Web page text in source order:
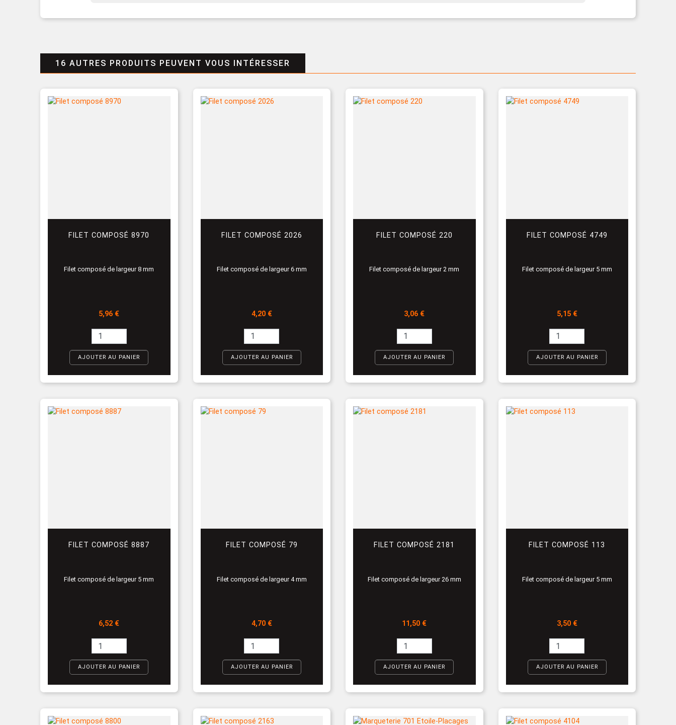
16 AUTRES PRODUITS PEUVENT VOUS INTÉRESSER
FILET COMPOSÉ 8970
Filet composé de largeur 8 mm
Prix
5,96 €
AJOUTER AU PANIER
FILET COMPOSÉ 2026
Filet composé de largeur 6 mm
Prix
4,20 €
AJOUTER AU PANIER
FILET COMPOSÉ 220
Filet composé de largeur 2 mm
Prix
3,06 €
AJOUTER AU PANIER
FILET COMPOSÉ 4749
Filet composé de largeur 5 mm
Prix
5,15 €
AJOUTER AU PANIER
FILET COMPOSÉ 8887
Filet composé de largeur 5 mm
Prix
6,52 €
AJOUTER AU PANIER
FILET COMPOSÉ 79
Filet composé de largeur 4 mm
Prix
4,70 €
AJOUTER AU PANIER
FILET COMPOSÉ 2181
Filet composé de largeur 26 mm
Prix
11,50 €
AJOUTER AU PANIER
FILET COMPOSÉ 113
Filet composé de largeur 5 mm
Prix
3,50 €
AJOUTER AU PANIER